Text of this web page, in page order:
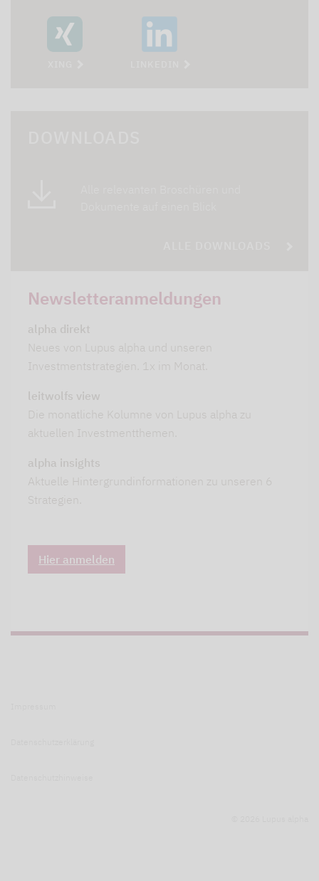
Newsletteranmeldungen
alpha direkt
Neues von Lupus alpha und unseren
Investmentstrategien. 1x im Monat.
leitwolfs view
Die monatliche Kolumne von Lupus alpha zu
aktuellen Investmentthemen.
alpha insights
Aktuelle Hintergrundinformationen zu unseren 6
Strategien.
Hier anmelden